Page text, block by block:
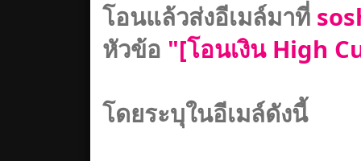
โอนแล้วส่งอีเมล์มาที่
หัวข้อ "[โอนเงิน High
โดยระบุในอีเมล์ดังนี้